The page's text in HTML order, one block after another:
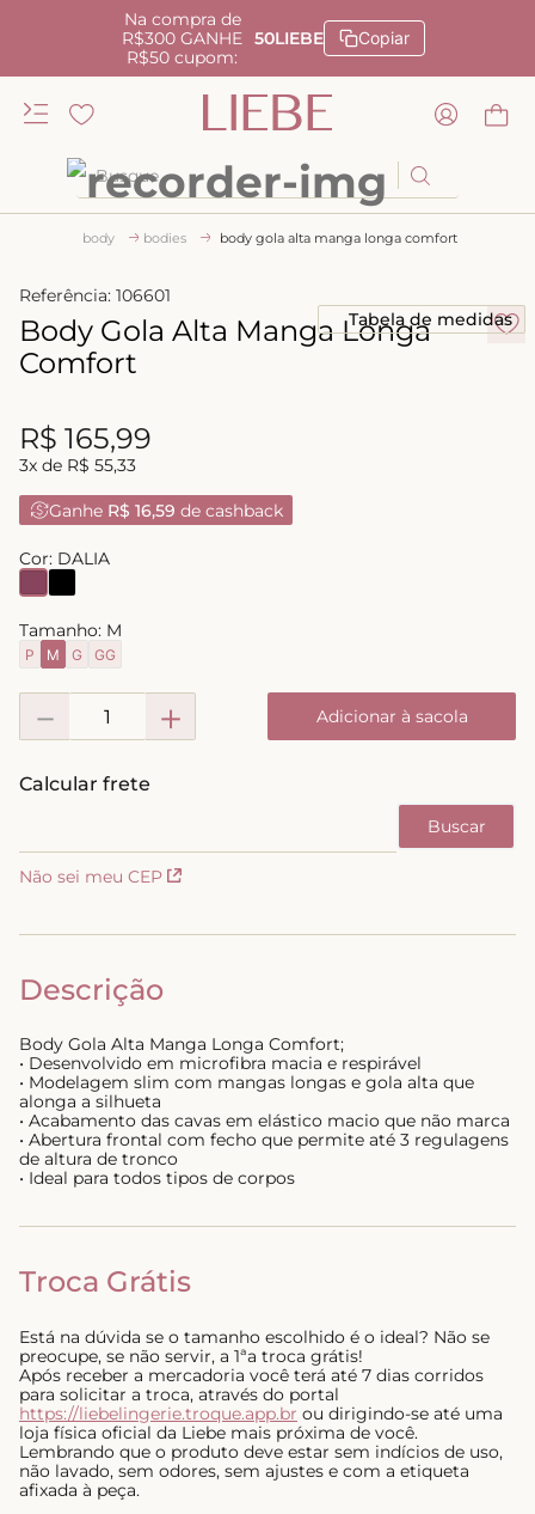
Na compra de
R$300 GANHE
R$50 cupom:
50LIEBE Copiar
Busque
body bodies body gola alta manga longa comfort
Referência: 106601
Body Gola Alta Manga Longa
Comfort
R$ 165,99
3x de R$ 55,33
Ganhe R$ 16,59 de cashback
Tabela de medidas
Cor: DALIA
Tamanho: M
P M G GG
＋
－ Adicionar à sacola
Não sei meu CEP
Descrição
Body Gola Alta Manga Longa Comfort;
• Desenvolvido em microfibra macia e respirável
• Modelagem slim com mangas longas e gola alta que
alonga a silhueta
• Acabamento das cavas em elástico macio que não marca
• Abertura frontal com fecho que permite até 3 regulagens
de altura de tronco
• Ideal para todos tipos de corpos
Troca Grátis
Está na dúvida se o tamanho escolhido é o ideal? Não se
preocupe, se não servir, a 1ªa troca grátis!
Após receber a mercadoria você terá até 7 dias corridos
para solicitar a troca, através do portal
https://liebelingerie.troque.app.br ou dirigindo-se até uma
loja física oficial da Liebe mais próxima de você.
Lembrando que o produto deve estar sem indícios de uso,
não lavado, sem odores, sem ajustes e com a etiqueta
afixada à peça.
TERMOS MAIS BUSCADOS
sutiã
calcinha alta
anatomic
triangulo
short doll
biquini
calcinha